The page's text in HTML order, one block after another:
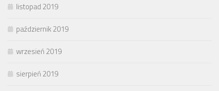
listopad 2019
październik 2019
wrzesień 2019
sierpień 2019